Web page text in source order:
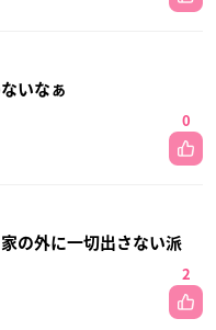
いなぁ
0
の外に一切出さない派
2